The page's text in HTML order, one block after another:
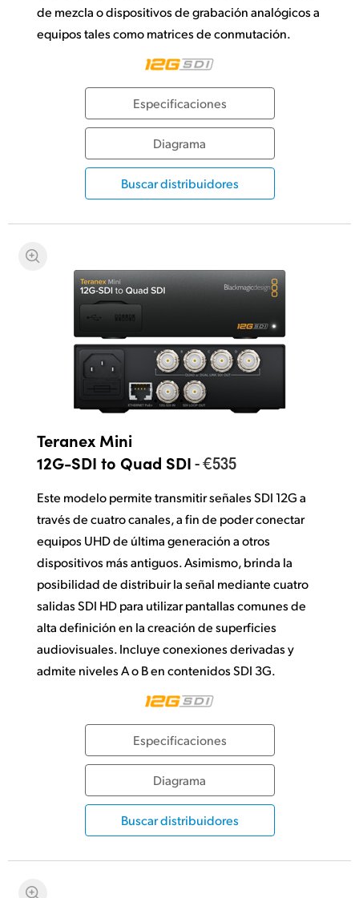
de mezcla o dispositivos de grabación analógicos a
equipos tales como matrices de conmutación.
Especificaciones
Diagrama
Buscar distribuidores
Teranex Mini
12G-SDI to Quad SDI- €535
Este modelo permite transmitir señales SDI 12G a
través de cuatro canales, a fin de poder conectar
equipos UHD de última generación a otros
dispositivos más antiguos. Asimismo, brinda la
posibilidad de distribuir la señal mediante cuatro
salidas SDI HD para utilizar pantallas comunes de
alta definición en la creación de superficies
audiovisuales. Incluye conexiones derivadas y
admite niveles A o B en contenidos SDI 3G.
Especificaciones
Diagrama
Buscar distribuidores